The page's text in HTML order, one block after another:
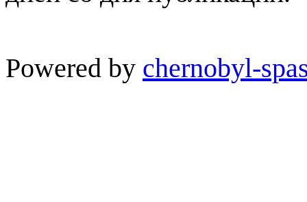
Powered by chernobyl-